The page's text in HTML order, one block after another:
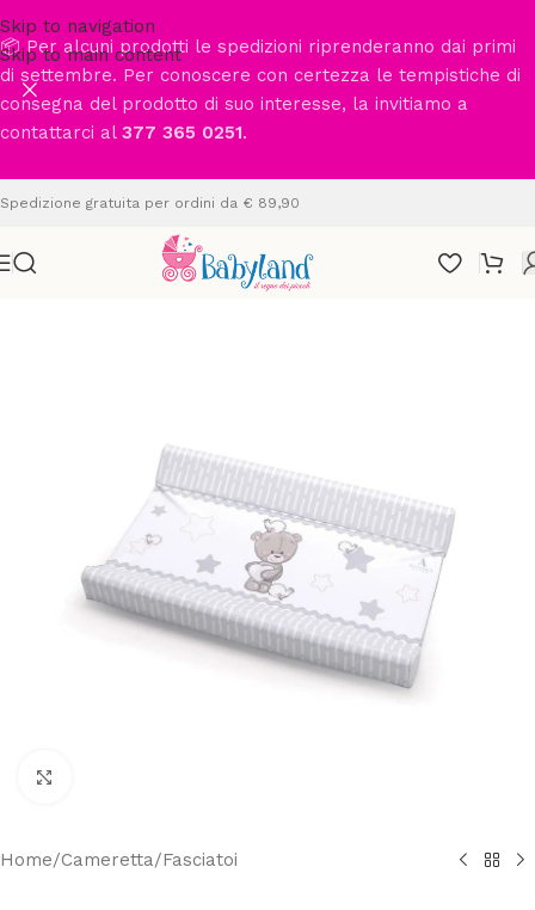
Skip to navigation
Skip to main content
📦 Per alcuni prodotti le spedizioni riprenderanno dai primi
di settembre. Per conoscere con certezza le tempistiche di
consegna del prodotto di suo interesse, la invitiamo a
contattarci al 377 365 0251.
Spedizione gratuita per ordini da € 89,90
Home/Cameretta/Fasciatoi